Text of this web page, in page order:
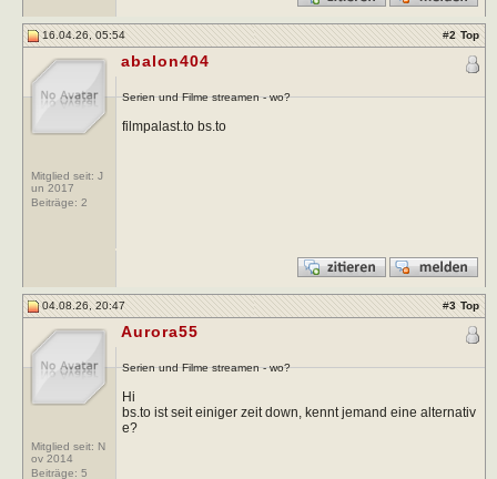
16.04.26, 05:54 #2 Top
Mitglied seit: J
un 2017
Beiträge: 2
abalon404
Serien und Filme streamen - wo?
filmpalast.to bs.to
04.08.26, 20:47 #3 Top
Mitglied seit: N
ov 2014
Beiträge: 5
Aurora55
Serien und Filme streamen - wo?
Hi
bs.to ist seit einiger zeit down, kennt jemand eine alternativ
e?